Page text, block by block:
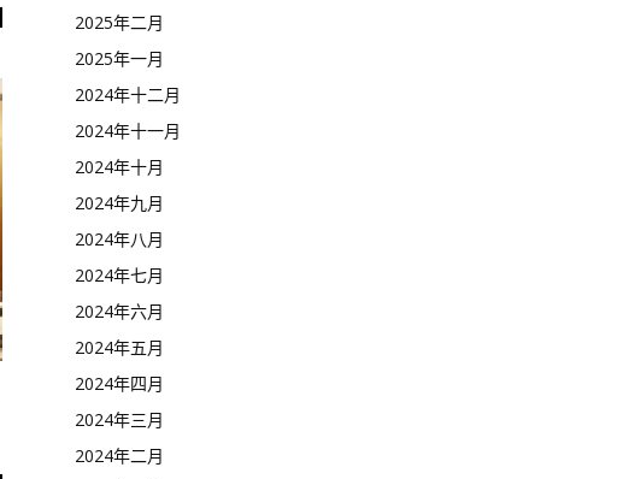
2025年二月
2025年一月
2024年十二月
2024年十一月
2024年十月
2024年九月
2024年八月
2024年七月
2024年六月
2024年五月
2024年四月
2024年三月
2024年二月